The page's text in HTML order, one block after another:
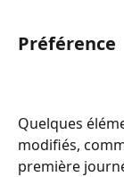
Préférence
Quelques
modifiés,
première